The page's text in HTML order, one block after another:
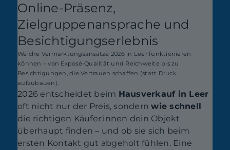
Online-Präsenz,
Zielgruppenansprache und
Besichtigungserlebnis
Welche Vermarktungsansätze 2026 in Leer funktionieren
können – von Exposé-Qualität und Reichweite bis zu
Besichtigungen, die Vertrauen schaffen (statt Druck
aufzubauen).
2026 entscheidet beim Hausverkauf in Leer
oft nicht nur der Preis, sondernwie schnell
die richtigen Käufer:innen dein Objekt
überhaupt finden – und ob sie sich beim
ersten Kontakt gut abgeholt fühlen. Eine